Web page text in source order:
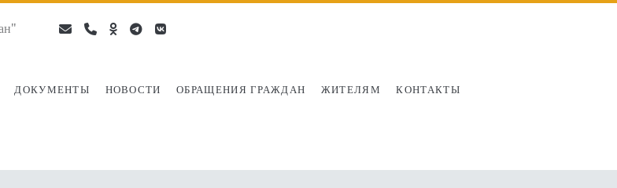
ДОКУМЕНТЫ НОВОСТИ ОБРАЩЕНИЯ ГРАЖДАН ЖИТЕЛЯМ КОНТАКТЫ
emailphone
ok- telegram
vk